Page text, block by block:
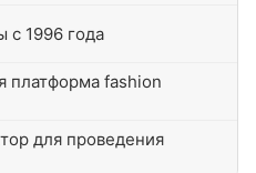
с 1996 года
платформа fashion
для проведения